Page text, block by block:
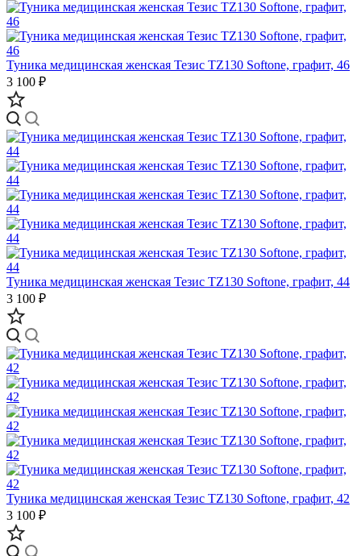
Туника медицинская женская Тезис TZ130 Softone, графит, 46
3 100 ₽
Туника медицинская женская Тезис TZ130 Softone, графит, 44
3 100 ₽
Туника медицинская женская Тезис TZ130 Softone, графит, 42
3 100 ₽